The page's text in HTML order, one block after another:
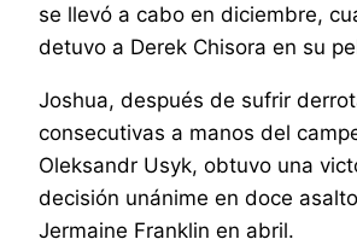
se llevó a cabo en diciembre,
detuvo a Derek Chisora ​​en su
Joshua, después de sufrir
consecutivas a manos del
Oleksandr Usyk, obtuvo una
decisión unánime en doce
Jermaine Franklin en abril.